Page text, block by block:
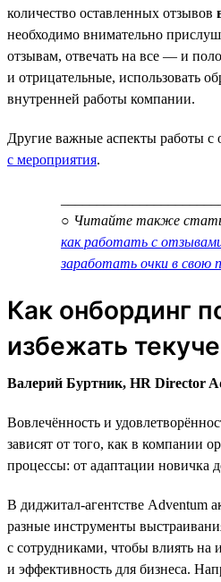
количество оставленных отзывов
необходимо внимательно
отзывам, отвечать на все — и
и отрицательные, использовать
внутренней работы компании.
Другие важные аспекты работы
с мероприятия.
○ Читайте также
как работать с
заработать очки в свою
Как онбординг
избежать
Валерий Буртник, HR Director
Вовлечённость и
зависят от того, как в компании
процессы: от адаптации новичка
В диджитал-агентстве Adventum
разные инструменты
с сотрудниками, чтобы влиять на
и эффективность для бизнеса.